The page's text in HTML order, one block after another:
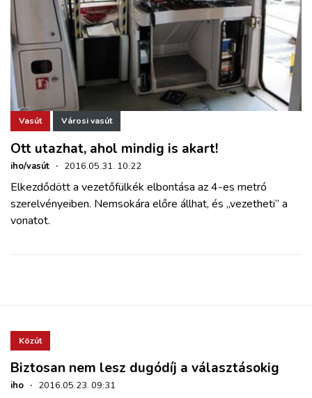
Vasút Városi vasút
Ott utazhat, ahol mindig is akart!
iho/vasút · 2016.05.31. 10:22
Elkezdődött a vezetőfülkék elbontása az 4-es metró
szerelvényeiben. Nemsokára előre állhat, és „vezetheti” a
vonatot.
Közút
Biztosan nem lesz dugódíj a választásokig
iho · 2016.05.23. 09:31